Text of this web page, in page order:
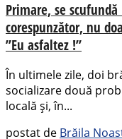
Primare, se
corespunzător, nu
”Eu asfaltez !”
În ultimele zile, doi
socializare două
locală și, în...
postat de Brăila